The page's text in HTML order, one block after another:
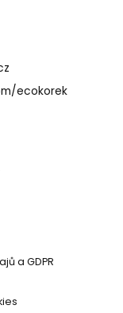
ecokorek
a GDPR